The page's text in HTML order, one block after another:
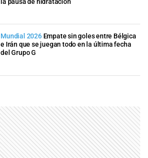
Mundial 2026 Empate sin goles entre Bélgica
e Irán que se juegan todo en la última fecha
del Grupo G